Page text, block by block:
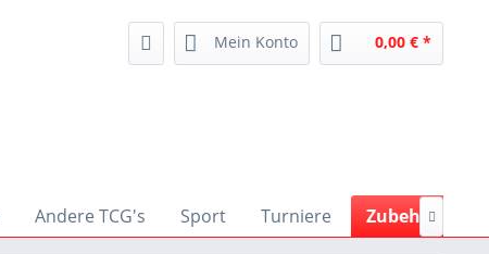
Mein Konto 0,00 € *
Andere TCG's Sport Turniere Zubehör
